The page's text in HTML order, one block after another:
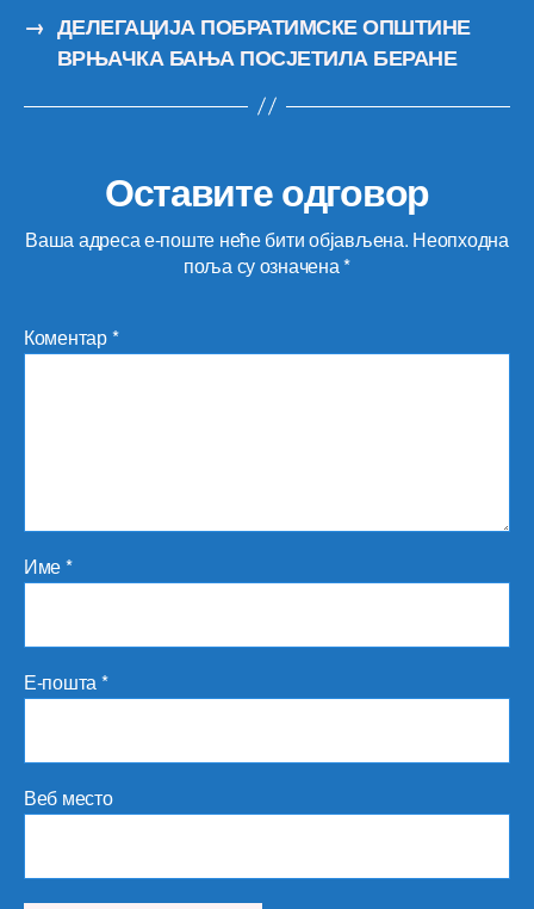
→ ДЕЛЕГАЦИЈА ПОБРАТИМСКЕ ОПШТИНЕ
ВРЊАЧКА БАЊА ПОСЈЕТИЛА БЕРАНЕ
Оставите одговор
Ваша адреса е-поште неће бити објављена. Неопходна
поља су означена*
Коментар*
Име*
Е-пошта*
Веб место